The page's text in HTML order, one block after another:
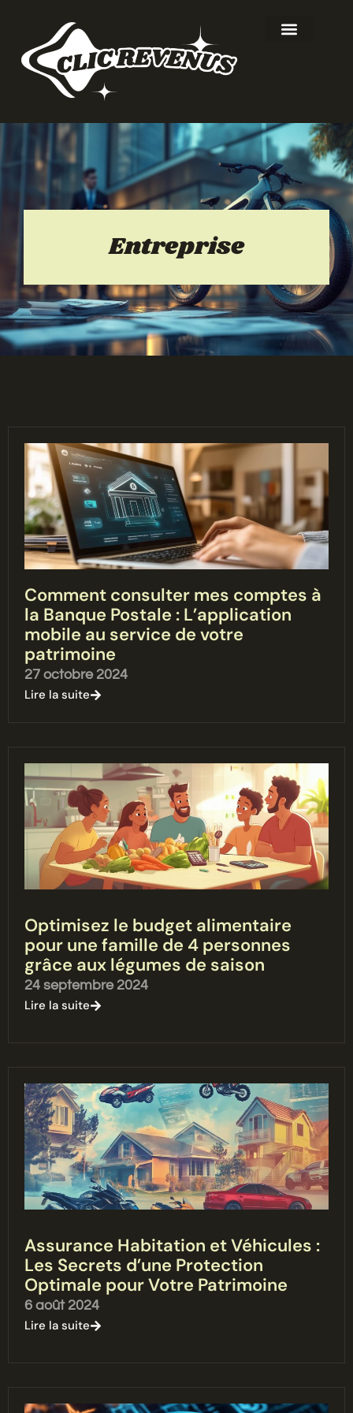
Entreprise
Comment consulter mes comptes à
la Banque Postale : L’application
mobile au service de votre
patrimoine
27 octobre 2024
Lire la suite
Optimisez le budget alimentaire
pour une famille de 4 personnes
grâce aux légumes de saison
24 septembre 2024
Lire la suite
Assurance Habitation et Véhicules :
Les Secrets d’une Protection
Optimale pour Votre Patrimoine
6 août 2024
Lire la suite